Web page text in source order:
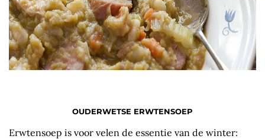
OUDERWETSE ERWTENSOEP
Erwtensoep is voor velen de essentie van de winter: